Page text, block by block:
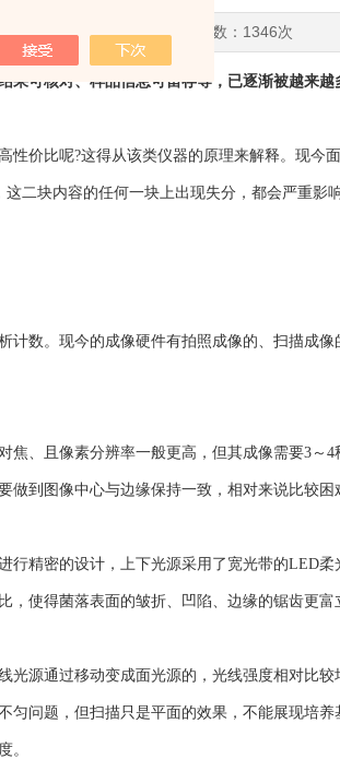
新时间：2023-01-18 点击次数：1346次
果可核对、样品信息可留存等，已逐渐被越来越
价比呢?这得从该类仪器的原理来解释。现今
二块内容的任何一块上出现失分，都会严重影
数。现今的成像硬件有拍照成像的、扫描成像
、且像素分辨率一般更高，但其成像需要3～4
到图像中心与边缘保持一致，相对来说比较困
精密的设计，上下光源采用了宽光带的LED柔
使得菌落表面的皱折、凹陷、边缘的锯齿更富
源通过移动变成面光源的，光线强度相对比较
匀问题，但扫描只是平面的效果，不能展现培
。